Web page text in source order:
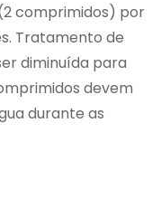
comprimidos) por
Tratamento de
diminuída para
devem
durante as